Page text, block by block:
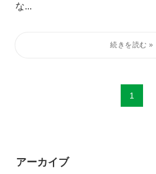
な...
1
アーカイブ